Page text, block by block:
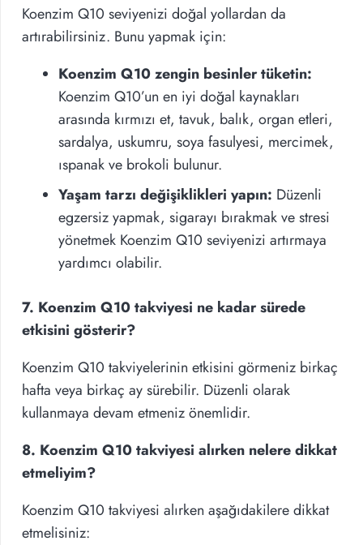
Koenzim Q10 seviyenizi doğal yollardan da
artırabilirsiniz. Bunu yapmak için:
Koenzim Q10 zengin besinler tüketin:
Koenzim Q10’un en iyi doğal kaynakları
arasında kırmızı et, tavuk, balık, organ etleri,
sardalya, uskumru, soya fasulyesi, mercimek,
ıspanak ve brokoli bulunur.
Yaşam tarzı değişiklikleri yapın: Düzenli
egzersiz yapmak, sigarayı bırakmak ve stresi
yönetmek Koenzim Q10 seviyenizi artırmaya
yardımcı olabilir.
7. Koenzim Q10 takviyesi ne kadar sürede
etkisini gösterir?
Koenzim Q10 takviyelerinin etkisini görmeniz birkaç
hafta veya birkaç ay sürebilir. Düzenli olarak
kullanmaya devam etmeniz önemlidir.
8. Koenzim Q10 takviyesi alırken nelere dikkat
etmeliyim?
Koenzim Q10 takviyesi alırken aşağıdakilere dikkat
etmelisiniz: